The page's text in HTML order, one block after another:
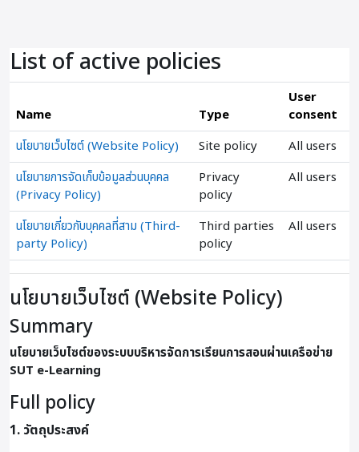
List of active policies
Name Type
User
consent
นโยบายเว็บไซต์ (Website Policy)
Site policy
All users
นโยบายการจัดเก็บข้อมูลส่วนบุคคล
(Privacy Policy)
Privacy
policy
All users
นโยบายเกี่ยวกับบุคคลที่สาม (Third-
party Policy)
Third parties
policy
All users
นโยบายเว็บไซต์ (Website Policy)
Summary
นโยบายเว็บไซต์ของระบบบริหารจัดการเรียนการสอนผ่านเครือข่าย
SUT e-Learning
Full policy
1. วัตถุประสงค์